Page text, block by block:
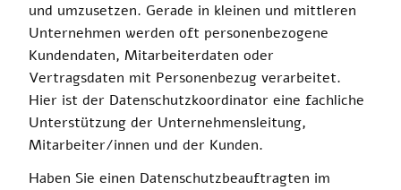
und umzusetzen. Gerade in kleinen und mittleren
Unternehmen werden oft personenbezogene
Kundendaten, Mitarbeiterdaten oder
Vertragsdaten mit Personenbezug verarbeitet.
Hier ist der Datenschutzkoordinator eine fachliche
Unterstützung der Unternehmensleitung,
Mitarbeiter/innen und der Kunden.
Haben Sie einen Datenschutzbeauftragten im